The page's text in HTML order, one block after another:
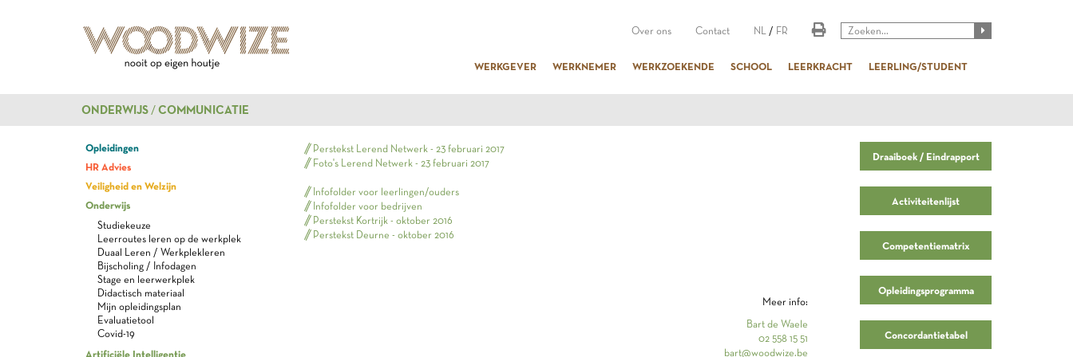
Over ons Contact NL / FR
WERKGEVER WERKNEMER WERKZOEKENDE SCHOOL LEERKRACHT LEERLING/STUDENT
ONDERWIJS COMMUNICATIE
Opleidingen
HR Advies
Veiligheid en Welzijn
Onderwijs
Studiekeuze
Leerroutes leren op de werkplek
Duaal Leren / Werkplekleren
Bijscholing / Infodagen
Stage en leerwerkplek
Didactisch materiaal
Mijn opleidingsplan
Evaluatietool
Covid-19
Artificiële Intelligentie
Perstekst Lerend Netwerk - 23 februari 2017
Foto's Lerend Netwerk - 23 februari 2017
Infofolder voor leerlingen/ouders
Infofolder voor bedrijven
Perstekst Kortrijk - oktober 2016
Perstekst Deurne - oktober 2016
Meer info:
Bart de Waele
02 558 15 51
bart@woodwize.be
Draaiboek / Eindrapport
Activiteitenlijst
Competentiematrix
Opleidingsprogramma
Concordantietabel